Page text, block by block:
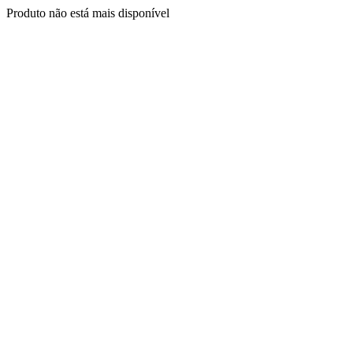
Produto não está mais disponível